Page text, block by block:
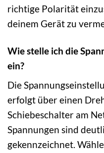
richtige Polarität
deinem Gerät zu
Wie stelle ich die
ein?
Die
erfolgt über einen
Schiebeschalter am
Spannungen sind
gekennzeichnet.